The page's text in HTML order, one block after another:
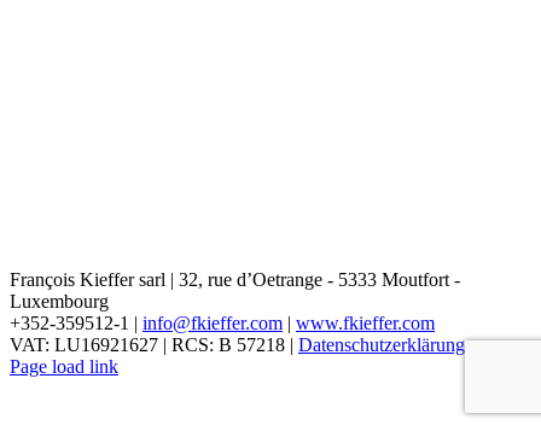
François Kieffer sarl | 32, rue d’Oetrange - 5333 Moutfort -
Luxembourg
+352-359512-1 | info@fkieffer.com | www.fkieffer.com
VAT: LU16921627 | RCS: B 57218 | Datenschutzerklärung
Page load link